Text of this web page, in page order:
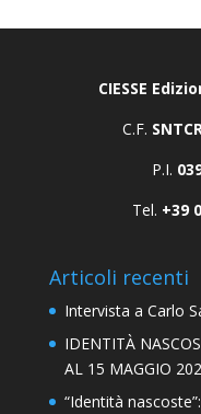
CIESSE
C.F.
P.I.
Tel. +39
Articoli recenti
Intervista a Carlo
IDENTITÀ
AL 15 MAGGIO
“Identità